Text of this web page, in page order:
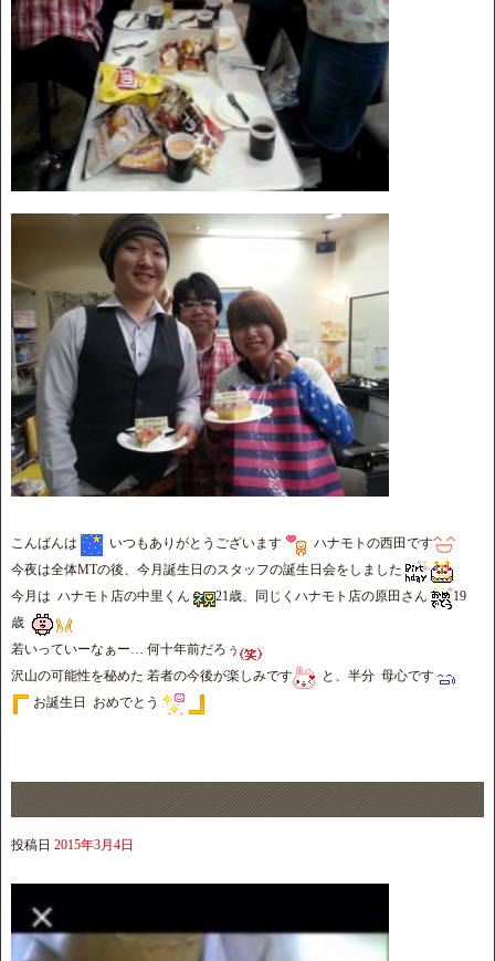
こんばんは いつもありがとうございます
ハナモトの西田です
今夜は全体MTの後、今月誕生日のスタッフの誕生日会をしました
今月は ハナモト店の中里くん
21歳、同じくハナモト店の原田さん
19
歳
若いっていーなぁー… 何十年前だろぅ
沢山の可能性を秘めた 若者の今後が楽しみです
と、半分 母心です
お誕生日 おめでとう
投稿日 2015年3月4日